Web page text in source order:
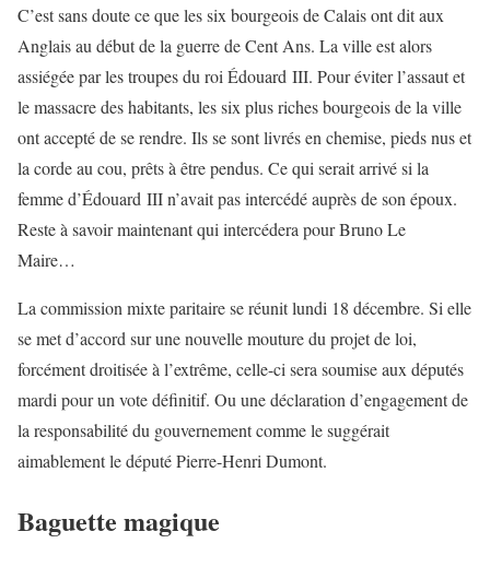
C’est sans doute ce que les six bourgeois de Calais ont dit aux
Anglais au début de la guerre de Cent Ans. La ville est alors
assiégée par les troupes du roi Édouard III. Pour éviter l’assaut et
le massacre des habitants, les six plus riches bourgeois de la ville
ont accepté de se rendre. Ils se sont livrés en chemise, pieds nus et
la corde au cou, prêts à être pendus. Ce qui serait arrivé si la
femme d’Édouard III n’avait pas intercédé auprès de son époux.
Reste à savoir maintenant qui intercédera pour Bruno Le
Maire…
La commission mixte paritaire se réunit lundi 18 décembre. Si elle
se met d’accord sur une nouvelle mouture du projet de loi,
forcément droitisée à l’extrême, celle-ci sera soumise aux députés
mardi pour un vote définitif. Ou une déclaration d’engagement de
la responsabilité du gouvernement comme le suggérait
aimablement le député Pierre-Henri Dumont.
Baguette magique